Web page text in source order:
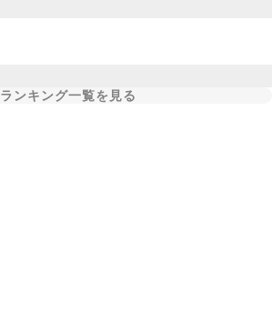
ランキング一覧を見る